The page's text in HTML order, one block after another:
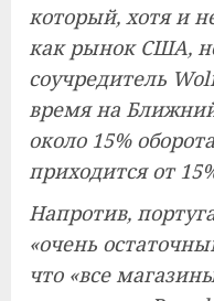
который, хотя и
как рынок США,
соучредитель
время на
около 15%
приходится от
Напротив,
«очень
что «все